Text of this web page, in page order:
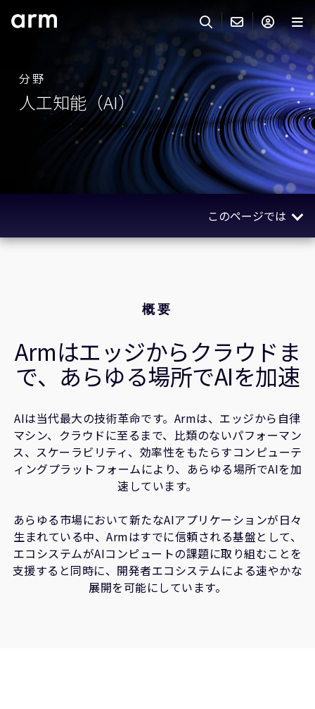
Skip to Footer
サーチ
ARMのお問い合わせ
サポート
IP サポート
Keil Tools
企業様向けFlexible Access
その他のお問い合わせ
研究連携
ウェブサイト
セキュリティ脆弱性の報告
グローバル本社
110 Fulbourn Road
CB1 9NJ
Tel: + 44(1223) 400 400 [main reception]
Fax: + 44(1223) 400 410
全てのオフィスを見る
ARMアカウント
Armアカウント
ログインしてArmアカウントにアクセスする。
製品
分野
人工知能（AI）
このページでは
概要
コンピューティングプラットフォーム
関連情報
概要
Armはエッジからクラウドま
で、あらゆる場所でAIを加速
AIは当代最大の技術革命です。Armは、エッジから自律
マシン、クラウドに至るまで、比類のないパフォーマン
ス、スケーラビリティ、効率性をもたらすコンピューテ
ィングプラットフォームにより、あらゆる場所でAIを加
速しています。
あらゆる市場において新たなAIアプリケーションが日々
生まれている中、Armはすでに信頼される基盤として、
エコシステムがAIコンピュートの課題に取り組むことを
支援すると同時に、開発者エコシステムによる速やかな
展開を可能にしています。